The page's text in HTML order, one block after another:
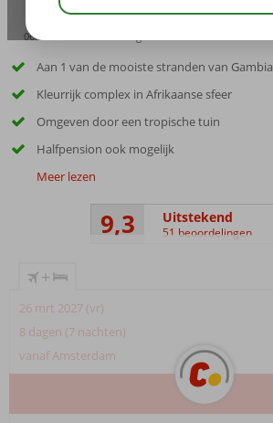
06:15
Aan 1 van de mooiste stranden van Gambia
Kleurrijk complex in Afrikaanse sfeer
Omgeven door een tropische tuin
Halfpension ook mogelijk
Meer lezen
9,3 Uitstekend
51 beoordelingen
+
26 mrt 2027 (vr)
8 dagen (7 nachten)
vanaf Amsterdam